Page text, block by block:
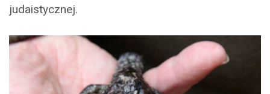
judaistycznej.